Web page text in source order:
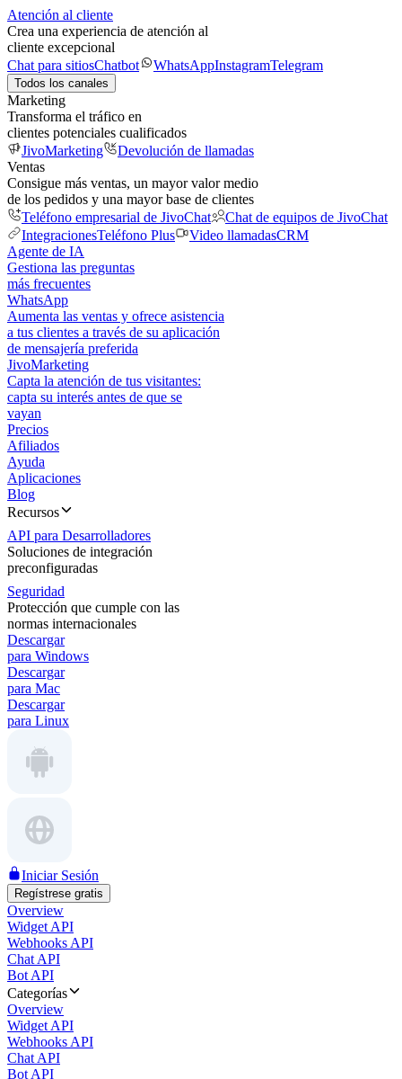
Atención al cliente
Crea una experiencia de atención al
cliente excepcional
Chat para sitiosChatbot WhatsAppInstagramTelegram
Todos los canales
Marketing
Transforma el tráfico en
clientes potenciales cualificados
JivoMarketing
Devolución de llamadas
Ventas
Consigue más ventas, un mayor valor medio
de los pedidos y una mayor base de clientes
Teléfono empresarial de JivoChat
Chat de equipos de JivoChat
IntegracionesTeléfono Plus Video llamadasCRM
Agente de IA
Gestiona las preguntas
más frecuentes
WhatsApp
Aumenta las ventas y ofrece asistencia
a tus clientes a través de su aplicación
de mensajería preferida
JivoMarketing
Capta la atención de tus visitantes:
capta su interés antes de que se
vayan
Precios
Afiliados
Ayuda
Aplicaciones
Blog
Recursos
API para Desarrolladores
Soluciones de integración
preconfiguradas
Seguridad
Protección que cumple con las
normas internacionales
Descargar
para Windows
Descargar
para Mac
Descargar
para Linux
Iniciar Sesión
Regístrese gratis
Overview
Widget API
Webhooks API
Chat API
Bot API
Categorías
Overview
Widget API
Webhooks API
Chat API
Bot API